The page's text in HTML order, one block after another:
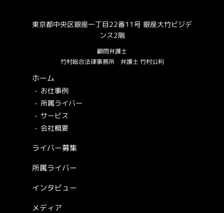
東京都中央区銀座一丁目22番11号 銀座大竹ビジデ
ンス2階
顧問弁護士
竹村総合法律事務所 弁護士 竹村公利
ホーム
お仕事例
所属ライバー
サービス
会社概要
ライバー募集
所属ライバー
インタビュー
メディア